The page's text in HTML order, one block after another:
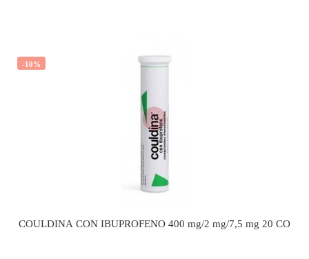
-10%
COULDINA CON IBUPROFENO 400 mg/2 mg/7,5 mg 20 CO